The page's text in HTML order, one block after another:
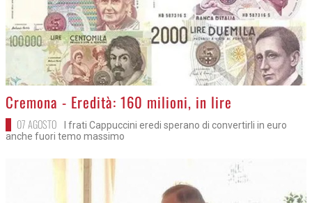
>
Cremona - Eredità: 160 milioni, in lire
07 AGOSTO
I frati Cappuccini eredi sperano di convertirli in euro
anche fuori temo massimo